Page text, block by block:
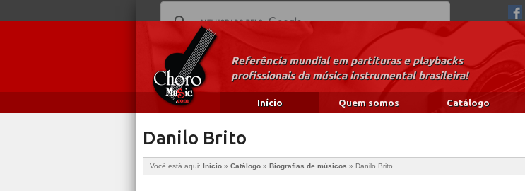
Referência mundial em partituras e playbacks
profissionais da música instrumental brasileira!
Início Quem somos Catálogo
Danilo Brito
Você está aqui: Início » Catálogo » Biografias de músicos » Danilo Brito